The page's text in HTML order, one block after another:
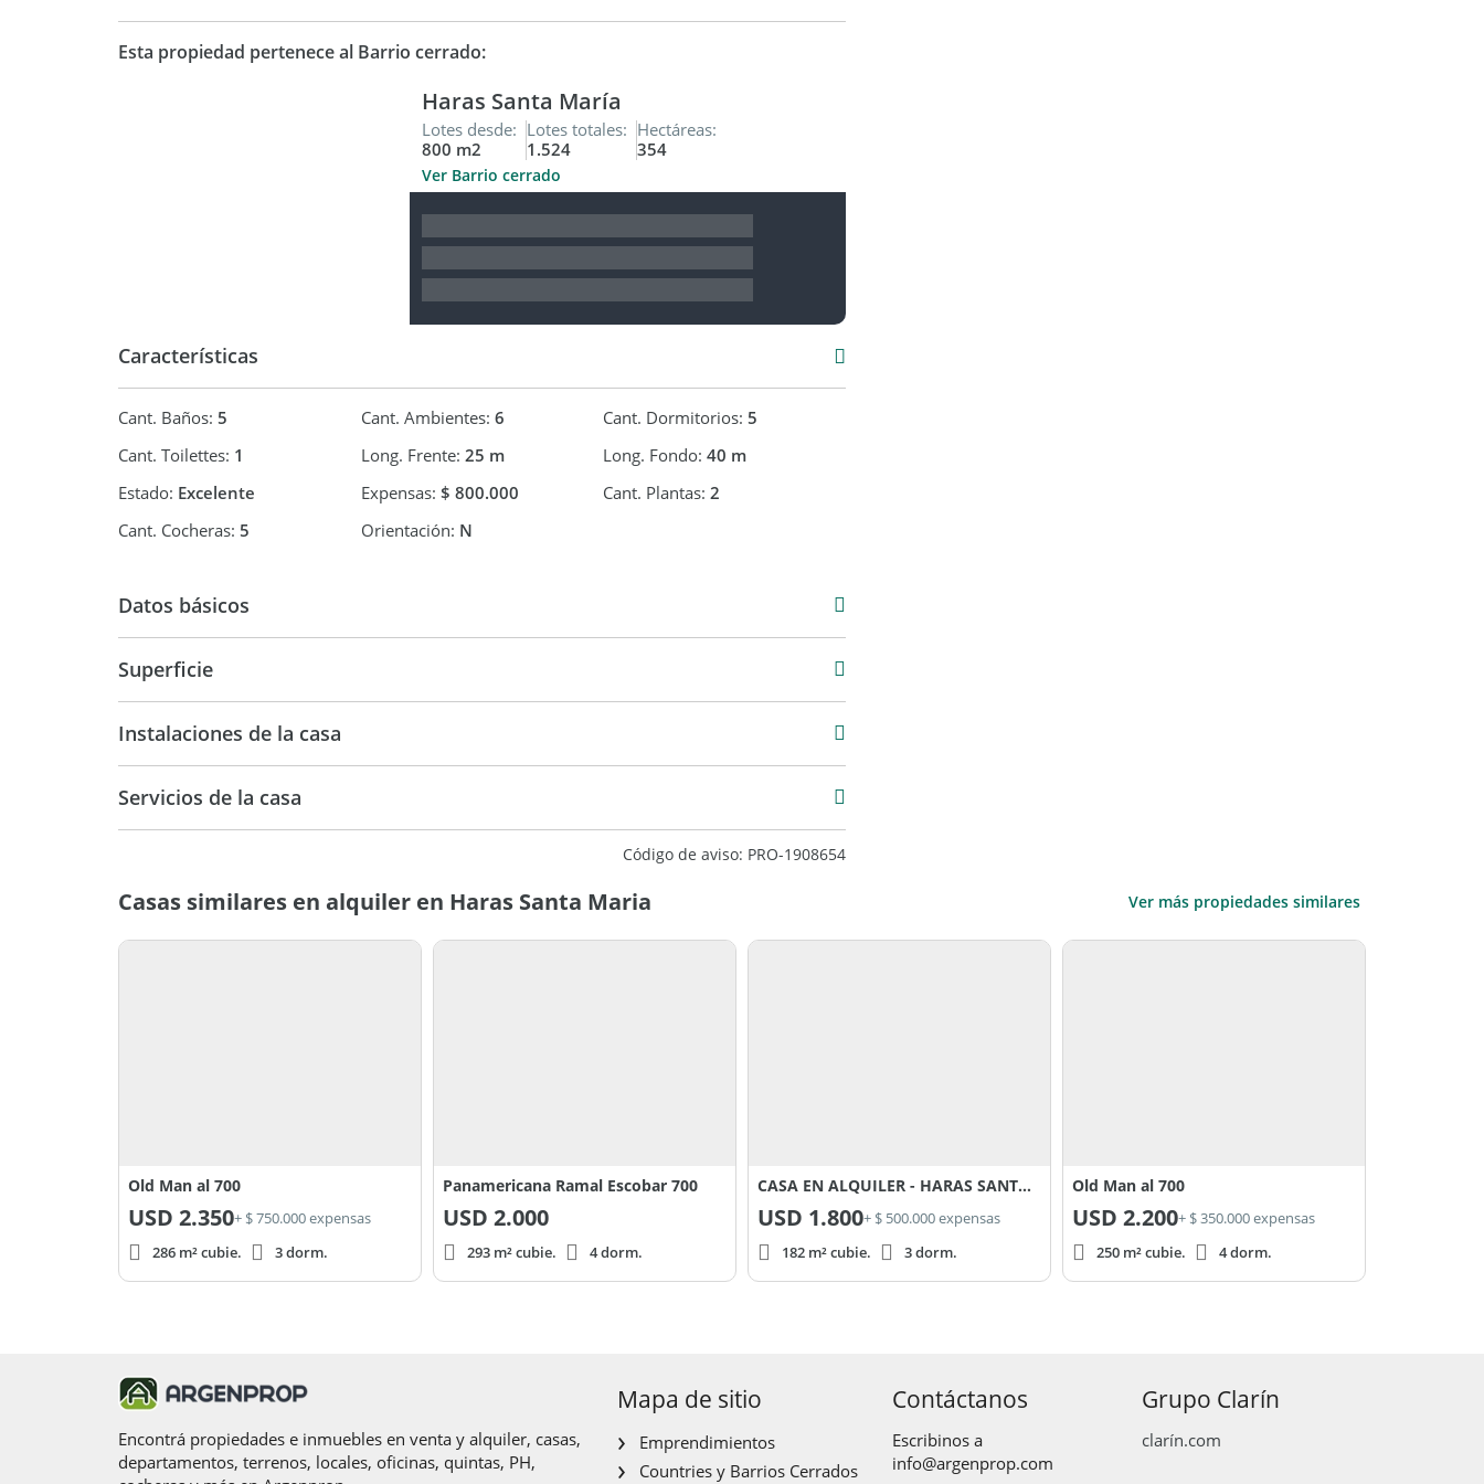
y la tranquilidad. Contáctanos para más información!
MAIDANA PROPIEDADES
Martillero y Corredor Público a cargo Miguel Angel Maidana CMZC 484
Las medidas publicadas son aproximadas
Esta propiedad pertenece al Barrio cerrado:
Haras Santa María
Lotes desde:
800 m2
Lotes totales:
1.524
Hectáreas:
354
Ver Barrio cerrado
Características
Cant. Baños: 5 Cant. Ambientes: 6 Cant. Dormitorios:5
Cant. Toilettes: 1 Long. Frente: 25 m Long. Fondo:40 m
Estado: Excelente Expensas: $ 800.000 Cant. Plantas:2
Cant. Cocheras: 5 Orientación: N
Datos básicos
Superficie
Instalaciones de la casa
Servicios de la casa
Código de aviso: PRO-1908654
Casas similares en alquiler en Haras Santa Maria Ver más propiedades similares
Old Man al 700
USD 2.350+ $ 750.000 expensas
286 m² cubie.
3 dorm.
Panamericana Ramal Escobar 700
USD 2.000
293 m² cubie. 4 dorm.
CASA EN ALQUILER - HARAS SANTA MARIA, Los Eucaliptos
USD 1.800+ $ 500.000 expensas
182 m² cubie.
3 dorm.
Old Man al 700
USD 2.200+ $ 350.000 expensas
250 m² cubie.
4 dorm.
Encontrá propiedades e inmuebles en venta y alquiler, casas,
departamentos, terrenos, locales, oficinas, quintas, PH,
Mapa de sitio
Emprendimientos
Countries y Barrios Cerrados
Contáctanos
Escribinos a
info@argenprop.com
Grupo Clarín
clarín.com